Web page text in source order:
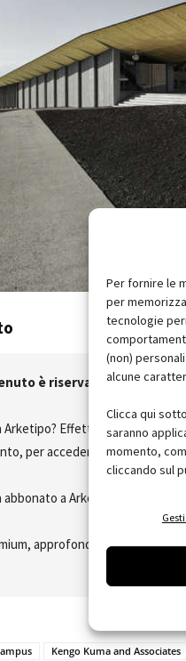
Per fornire le
per
tecnologie
(non)
alcune
Clicca qui
saranno
momento,
cliccando sul
è riservato agli
Arketipo? Effettua illogincon la
per accedere a questo
a Arketipo?
approfondimenti speciali
Kengo Kuma and Associates